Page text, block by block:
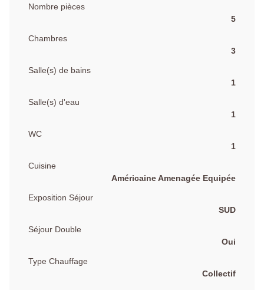
Nombre pièces
5
Chambres
3
Salle(s) de bains
1
Salle(s) d'eau
1
WC
1
Cuisine
Américaine Amenagée Equipée
Exposition Séjour
SUD
Séjour Double
Oui
Type Chauffage
Collectif